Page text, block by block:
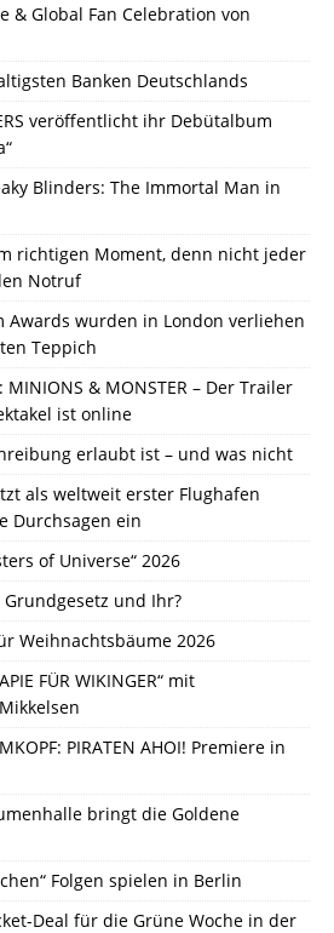
& Global Fan Celebration von
Banken Deutschlands
veröffentlicht ihr Debütalbum
Blinders: The Immortal Man in
richtigen Moment, denn nicht jeder
Notruf
Awards wurden in London verliehen
Teppich
& MONSTER – Der Trailer
ist online
erlaubt ist – und was nicht
als weltweit erster Flughafen
Durchsagen ein
of Universe“ 2026
und Ihr?
Weihnachtsbäume 2026
FÜR WIKINGER“ mit
PIRATEN AHOI! Premiere in
bringt die Goldene
Folgen spielen in Berlin
Deal für die Grüne Woche in der